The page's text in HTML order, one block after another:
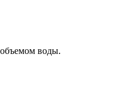
объемом воды.